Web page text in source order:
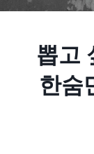
뽑고
한숨